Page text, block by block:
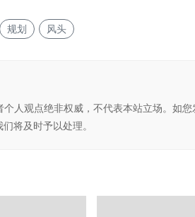
规划 风头
人观点绝非权威，不代表本站立场。如
将及时予以处理。